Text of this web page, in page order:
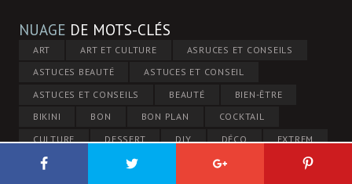
NUAGE DE MOTS-CLÉS
ART ART ET CULTURE
ASRUCES ET CONSEILS
ASTUCES BEAUTÉ
ASTUCES ET CONSEIL
ASTUCES ET CONSEILS
BEAUTÉ
BIEN-ÊTRE
BIKINI
BON BON PLAN
COCKTAIL
CULTURE
DESSERT DIY DÉCO
EXTREM
EXTREM MEN
FILM